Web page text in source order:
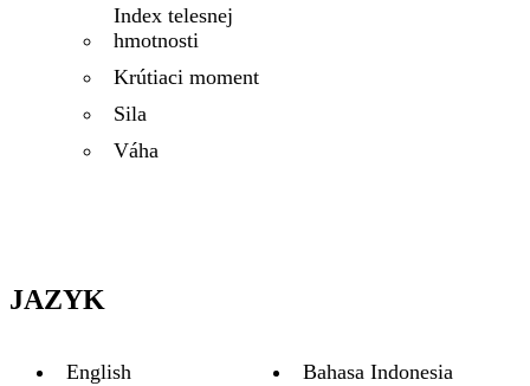
Index telesnej
hmotnosti
Krútiaci moment
Sila
Váha
JAZYK
English
Bahasa Indonesia